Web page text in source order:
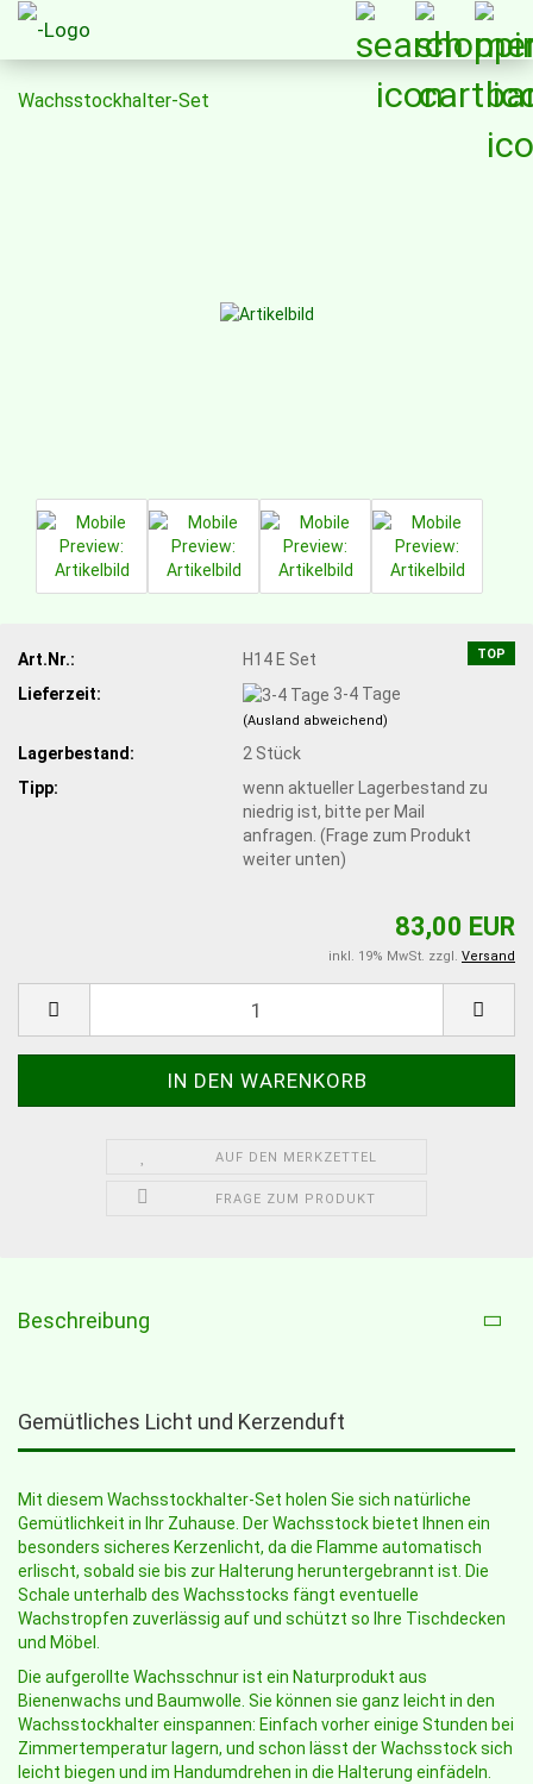
Wachsstockhalter-Set
TOP
Art.Nr.:
H14 E Set
Lieferzeit:
3-4 Tage
(Ausland abweichend)
Lagerbestand: 2 Stück
Tipp:
wenn aktueller Lagerbestand zu
niedrig ist, bitte per Mail
anfragen. (Frage zum Produkt
weiter unten)
83,00 EUR
inkl. 19% MwSt. zzgl. Versand
AUF DEN MERKZETTEL
FRAGE ZUM PRODUKT
Beschreibung
Gemütliches Licht und Kerzenduft
Mit diesem Wachsstockhalter-Set holen Sie sich natürliche
Gemütlichkeit in Ihr Zuhause. Der Wachsstock bietet Ihnen ein
besonders sicheres Kerzenlicht, da die Flamme automatisch
erlischt, sobald sie bis zur Halterung heruntergebrannt ist. Die
Schale unterhalb des Wachsstocks fängt eventuelle
Wachstropfen zuverlässig auf und schützt so Ihre Tischdecken
und Möbel.
Die aufgerollte Wachsschnur ist ein Naturprodukt aus
Bienenwachs und Baumwolle. Sie können sie ganz leicht in den
Wachsstockhalter einspannen: Einfach vorher einige Stunden bei
Zimmertemperatur lagern, und schon lässt der Wachsstock sich
leicht biegen und im Handumdrehen in die Halterung einfädeln.